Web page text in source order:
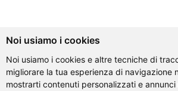
Noi usiamo i cookies
Noi usiamo i cookies e altre tecniche di
migliorare la tua esperienza di navigazione
mostrarti contenuti personalizzati e